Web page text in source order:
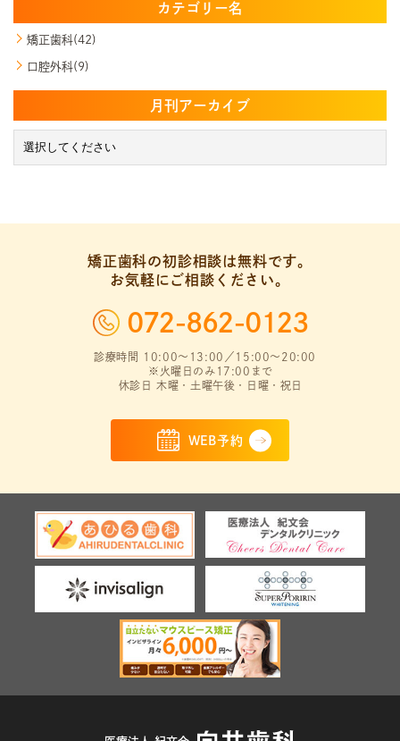
カテゴリー名
矯正歯科(42)
口腔外科(9)
月刊アーカイブ
矯正歯科の初診相談は無料です。
お気軽にご相談ください。
072-862-0123
診療時間 10:00～13:00／15:00～20:00
※火曜日のみ17:00まで
休診日 木曜・土曜午後・日曜・祝日
WEB予約